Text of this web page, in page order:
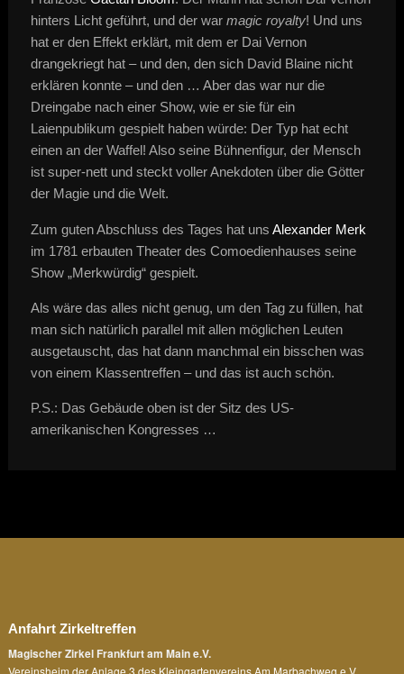
hinters Licht geführt, und der war magic royalty! Und uns
hat er den Effekt erklärt, mit dem er Dai Vernon
drangekriegt hat – und den, den sich David Blaine nicht
erklären konnte – und den … Aber das war nur die
Dreingabe nach einer Show, wie er sie für ein
Laienpublikum gespielt haben würde: Der Typ hat echt
einen an der Waffel! Also seine Bühnenfigur, der Mensch
ist super-nett und steckt voller Anekdoten über die Götter
der Magie und die Welt.
Zum guten Abschluss des Tages hat uns Alexander Merk
im 1781 erbauten Theater des Comoedienhauses seine
Show „Merkwürdig“ gespielt.
Als wäre das alles nicht genug, um den Tag zu füllen, hat
man sich natürlich parallel mit allen möglichen Leuten
ausgetauscht, das hat dann manchmal ein bisschen was
von einem Klassentreffen – und das ist auch schön.
P.S.: Das Gebäude oben ist der Sitz des US-
amerikanischen Kongresses …
Anfahrt Zirkeltreffen
Magischer Zirkel Frankfurt am Main e.V.
Vereinsheim der Anlage 3 des Kleingartenvereins Am Marbachweg e.V.